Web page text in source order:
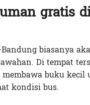
gratis
biasanya
Di tempat
buku
kondisi bus.